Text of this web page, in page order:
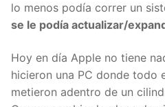
lo menos podía correr un
se le podía actualizar/
Hoy en día Apple no tiene
hicieron una PC donde todo
metieron adentro de un